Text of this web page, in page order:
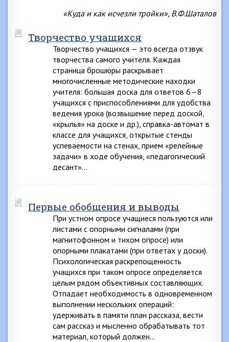
«Куда и как исчезли тройки», В.Ф.Шаталов
Творчество учащихся
Творчество учащихся — это всегда отзвук
творчества самого учителя. Каждая
страница брошюры раскрывает
многочисленные методические находки
учителя: большая доска для ответов 6—8
учащихся с приспособлениями для удобства
ведения урока (возвышение перед доской,
«крылья» на доске и др.), справка-автомат в
классе для учащихся, открытые стенды
успеваемости на стенах, прием «релейные
задачи» в ходе обучения, «педагогический
десант»…
Первые обобщения и выводы
При устном опросе учащиеся пользуются или
листами с опорными сигналами (при
магнитофонном и тихом опросе) или
опорными плакатами (при ответах у доски).
Психологическая раскрепощенность
учащихся при таком опросе определяется
целым рядом объективных составляющих.
Отпадает необходимость в одновременном
выполнении нескольких операций:
удерживать в памяти план рассказа, вести
сам рассказ и мысленно обрабатывать тот
материал, который должен…